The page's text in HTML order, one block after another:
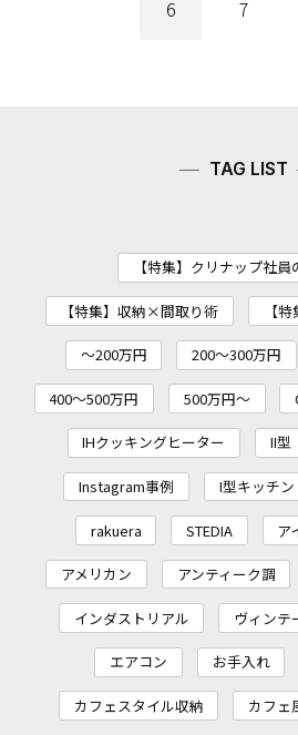
6 7
TAG LIST
【特集】クリナップ社
【特集】収納×間取り術 【
～200万円 200〜300万円
400～500万円 500万円～
IHクッキングヒーター II型
Instagram事例 I型キッチン
rakuera STEDIA ア
アメリカン アンティーク調
インダストリアル ヴィンテ
エアコン お手入れ
カフェスタイル収納 カフェ